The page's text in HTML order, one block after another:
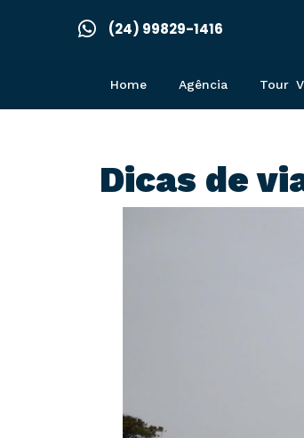
(24) 99829-1416
Home Agência Tour
Dicas de